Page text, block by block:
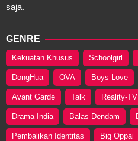
saja.
GENRE
Kekuatan Khusus Schoolgirl
DongHua OVA Boys Love
Avant Garde Talk Reality-TV
Drama India Balas Dendam
Pembalikan Identitas Big Oppai